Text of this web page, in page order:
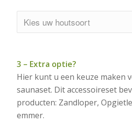
3 – Extra optie?
Hier kunt u een keuze maken
saunaset. Dit accessoireset
producten: Zandloper,
emmer.